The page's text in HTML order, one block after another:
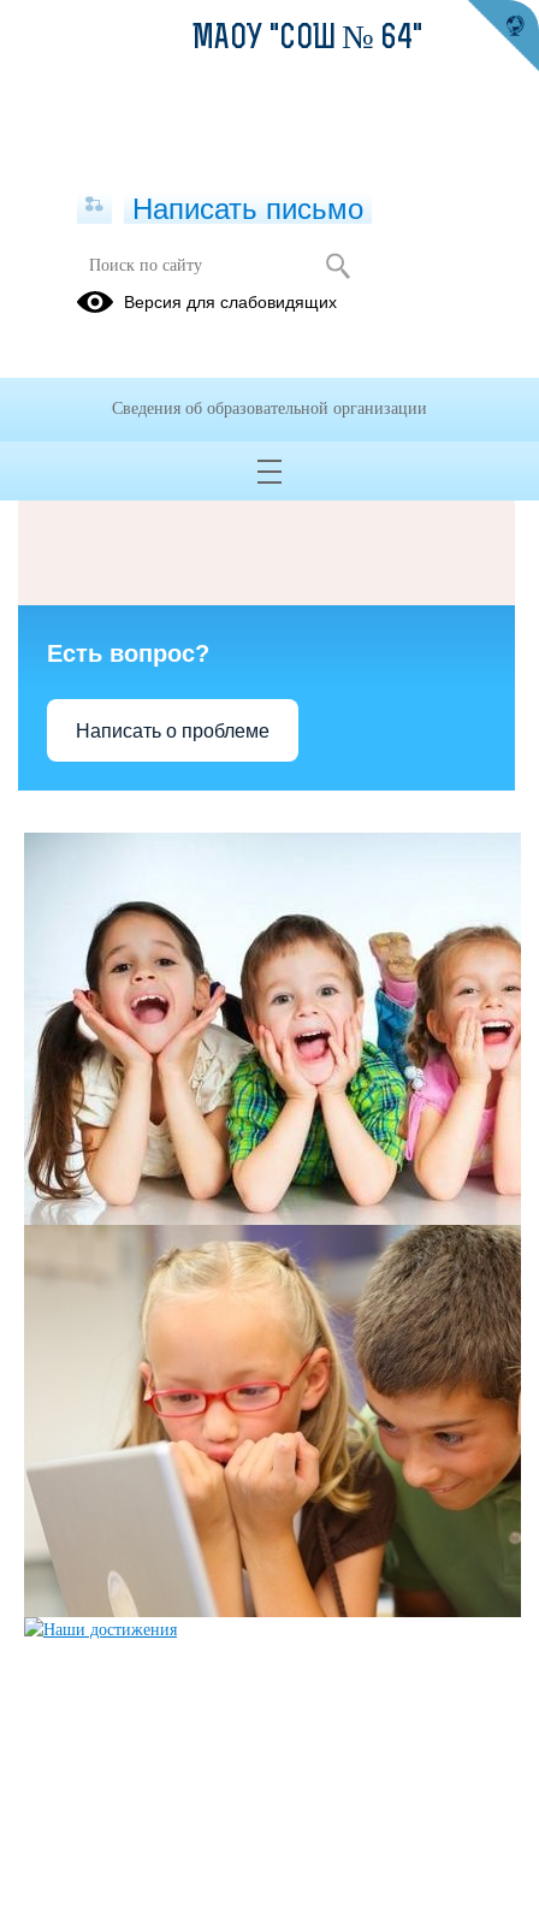
Есть вопрос?
Написать о проблеме
МАОУ "СОШ № 64"
Написать письмо
Версия для слабовидящих
Сведения об образовательной организации